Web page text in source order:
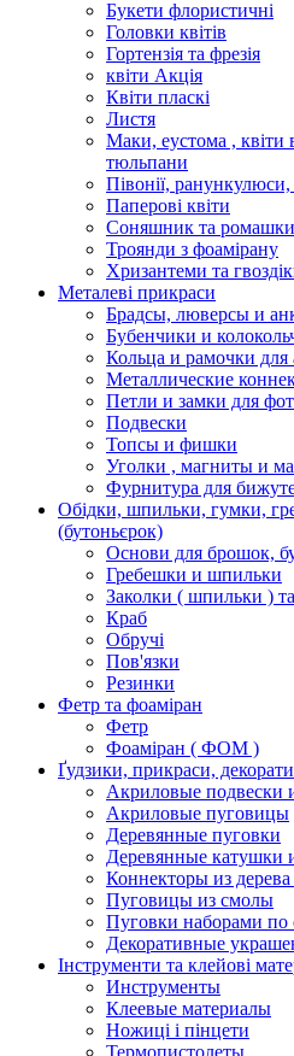
Букети флористичні
Головки квітів
Гортензія та фрезія
квіти Акція
Квіти пласкі
Листя
Маки, еустома , квіти
тюльпани
Півонії, ранункулюси,
Паперові квіти
Соняшник та ромашки
Троянди з фоамірану
Хризантеми та
Металеві прикраси
Брадсы, люверсы и
Бубенчики и
Кольца и рамочки для
Металлические
Петли и замки для
Подвески
Топсы и фишки
Уголки , магниты и
Фурнитура для
Обідки, шпильки, гумки,
(бутоньєрок)
Основи для брошок,
Гребешки и шпильки
Заколки ( шпильки )
Краб
Обручі
Пов'язки
Резинки
Фетр та фоаміран
Фетр
Фоаміран ( ФОМ )
Ґудзики, прикраси,
Акриловые подвески
Акриловые пуговицы
Деревянные пуговки
Деревянные катушки
Коннекторы из
Пуговицы из смолы
Пуговки наборами по
Декоративные
Інструменти та клейові
Инструменты
Клеевые материалы
Ножиці і пінцети
Термопистолеты